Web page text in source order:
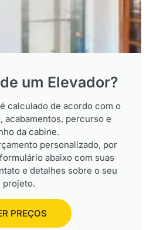
um Elevador?
calculado de acordo com o
acabamentos, percurso e
da cabine.
personalizado, por
abaixo com suas
e detalhes sobre o seu
projeto.
PREÇOS